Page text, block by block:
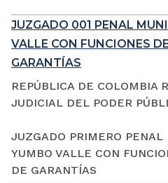
JUZGADO 001 PENAL
VALLE CON FUNCIONES
GARANTÍAS
REPÚBLICA DE COLOMBIA
JUDICIAL DEL PODER
JUZGADO PRIMERO PENAL
YUMBO VALLE CON
DE GARANTÍAS